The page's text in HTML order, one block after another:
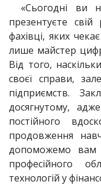
«Сьогодні ви
презентуєте
фахівці, яких
лише майстер
Від того,
своєї справи,
підприємств.
досягнутому,
постійного
продовження
допоможемо вам
професійного
технологій у